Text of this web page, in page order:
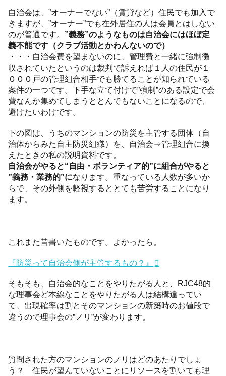
自治会は、”オーナーでない”（賃貸など）住民でも加入で
きますが、”オーナー”でも在外居住の人は会員とはしない
のが普通です。 ”義務”のようなものは自治会にはほぼ定
義不能です（クラブ活動とかわんないので）
・・・自治会費を望まないのに、管理費と一緒に強制徴
収されていたというのは裁判で訴えれば１人の住民が１
０００戸の管理組合相手でも勝てることが知られている
案件の一つです。下手な立て付けで”強制”のある設定で会
費なんか集めてしまうととんでもないことになるので、
避けたいわけです。
下の図は、うちのマンションの防災を主管する団体（自
治体からみた自主防災組織）を、自治会⇒管理組合に換
えたときの私の説明資料です。
自治会がやると“自由・ボランティア的”に組合がやると
”義務・業務的”になります。重なっている人数が多いか
らで、その外側を軽視するととても苦労することになり
ます。
これまた昔書いたものです。よかったら。
『防災って自治会側が主管するもの？』
そもそも、自治会的なことをやりたがる人と、RJC48的
な理事会ど本線なことをやりたがる人は結構違ってい
て、出現確率は割とそのマンションの新築時のお値段で
違うので理事会の”ノリ”が変わります。
質問された方のマンションのノリはどのあたりでしょ
う？ 住民が望んていないことにリソースを割いても理